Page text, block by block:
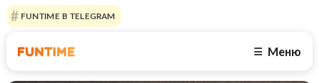
FUNTIME В TELEGRAM
☰ Меню